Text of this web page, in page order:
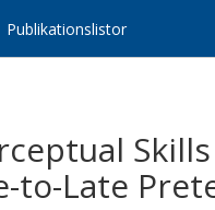
Publikationslistor
to-Late